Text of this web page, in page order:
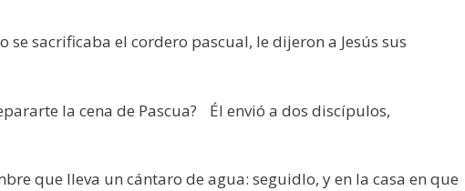
sacrificaba el cordero pascual, le dijeron a Jesús sus
la cena de Pascua? Él envió a dos discípulos,
que lleva un cántaro de agua: seguidlo, y en la casa en que